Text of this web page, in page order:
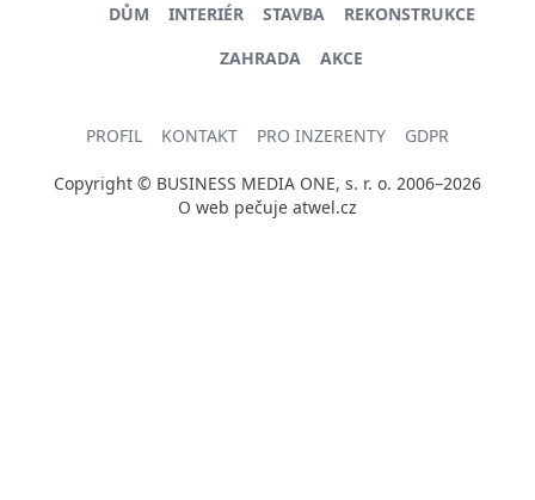
DŮM INTERIÉR STAVBA
REKONSTRUKCE
ZAHRADA
AKCE
PROFIL KONTAKT PRO INZERENTY GDPR
Copyright © BUSINESS MEDIA ONE, s. r. o. 2006–2026